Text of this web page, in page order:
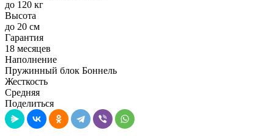
до 120 кг
Высота
до 20 см
Гарантия
18 месяцев
Наполнение
Пружинный блок Боннель
Жесткость
Средняя
Поделиться